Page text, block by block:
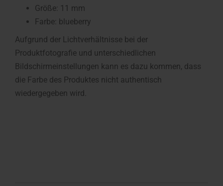
Größe: 11 mm
Farbe: blueberry
Aufgrund der Lichtverhältnisse bei der
Produktfotografie und unterschiedlichen
Bildschirmeinstellungen kann es dazu kommen, dass
die Farbe des Produktes nicht authentisch
wiedergegeben wird.